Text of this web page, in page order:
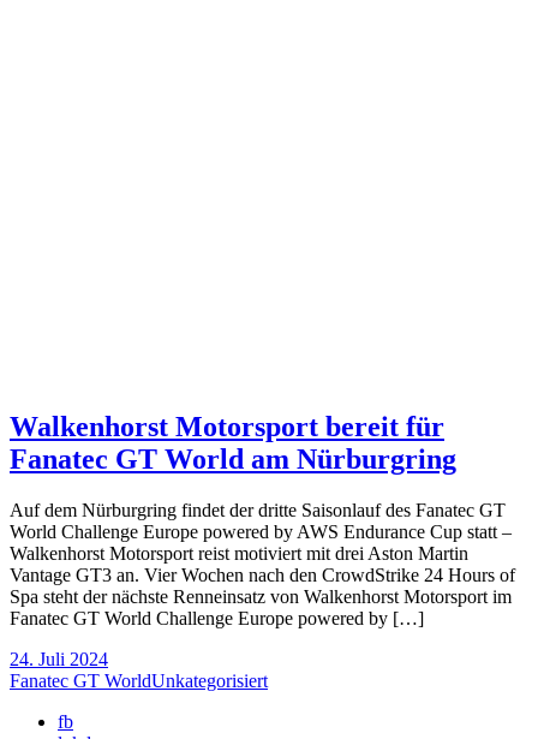
Walkenhorst Motorsport bereit für
Fanatec GT World am Nürburgring
Auf dem Nürburgring findet der dritte Saisonlauf des Fanatec GT
World Challenge Europe powered by AWS Endurance Cup statt –
Walkenhorst Motorsport reist motiviert mit drei Aston Martin
Vantage GT3 an. Vier Wochen nach den CrowdStrike 24 Hours of
Spa steht der nächste Renneinsatz von Walkenhorst Motorsport im
Fanatec GT World Challenge Europe powered by […]
24. Juli 2024
Fanatec GT WorldUnkategorisiert
fb